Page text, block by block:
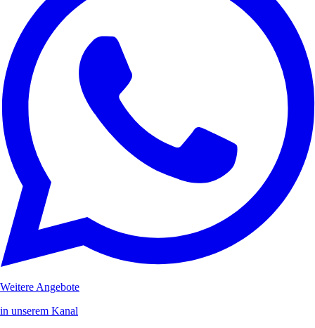
Weitere Angebote
in unserem Kanal